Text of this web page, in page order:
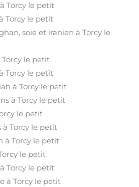
Torcy le petit
Torcy le petit
soie et iranien à Torcy le
le petit
Torcy le petit
à Torcy le petit
à Torcy le petit
le petit
à Torcy le petit
à Torcy le petit
le petit
Torcy le petit
à Torcy le petit